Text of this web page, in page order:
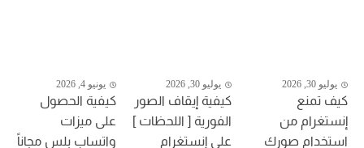
يوليو 30, 2026
كيف تمنع
إنستغرام من
استخدام صورك
يوليو 30, 2026
كيفية إيقاف الصور
الفورية [ اللحظات ]
على إنستغرام
يونيو 4, 2026
كيفية الحصول
على ميزات
واتساب بلس مجاناً